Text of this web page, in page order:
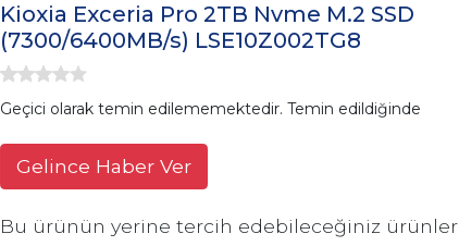
Kioxia Exceria Pro 2TB Nvme M.2 SSD
(7300/6400MB/s) LSE10Z002TG8
Geçici olarak temin edilememektedir. Temin edildiğinde
Gelince Haber Ver
Bu ürünün yerine tercih edebileceğiniz ürünler